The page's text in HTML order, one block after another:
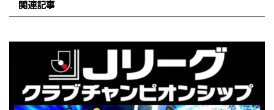
関連記事